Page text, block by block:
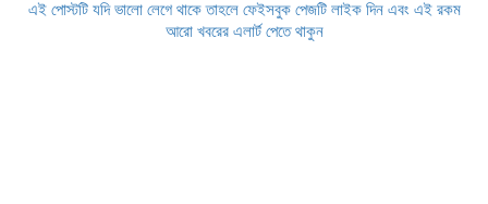
এই পোস্টটি যদি ভালো লেগে থাকে তাহলে ফেইসবুক পেজটি লাইক দিন এবং এই রকম
আরো খবরের এলার্ট পেতে থাকুন